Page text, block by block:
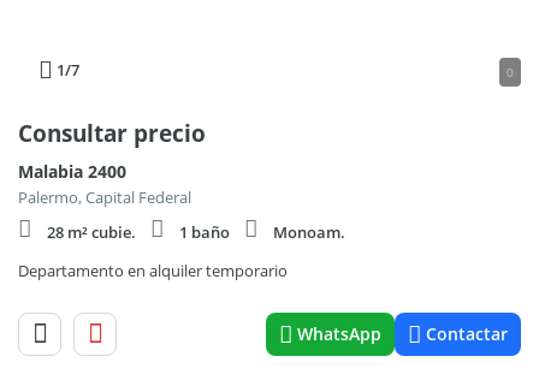
1/7 0
Consultar precio
Malabia 2400
Palermo, Capital Federal
28 m² cubie.
1 baño
Monoam.
Departamento en alquiler temporario
WhatsApp Contactar